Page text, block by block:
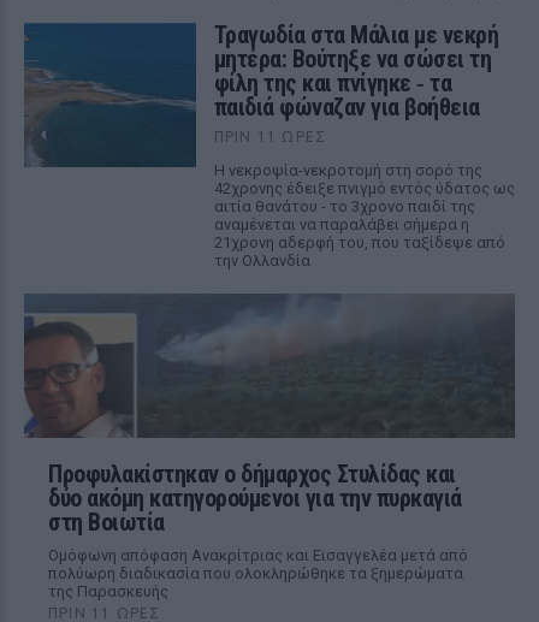
Τραγωδία στα Μάλια με νεκρή
μητέρα: Βούτηξε να σώσει τη
φίλη της και πνίγηκε ‑ τα
παιδιά φώναζαν για βοήθεια
ΠΡΙΝ 11 ΏΡΕΣ
Η νεκροψία-νεκροτομή στη σορό της
42χρονης έδειξε πνιγμό εντός ύδατος ως
αιτία θανάτου - το 3χρονο παιδί της
αναμένεται να παραλάβει σήμερα η
21χρονη αδερφή του, που ταξίδεψε από
την Ολλανδία
Προφυλακίστηκαν ο δήμαρχος Στυλίδας και
δύο ακόμη κατηγορούμενοι για την πυρκαγιά
στη Βοιωτία
Ομόφωνη απόφαση Ανακρίτριας και Εισαγγελέα μετά από
πολύωρη διαδικασία που ολοκληρώθηκε τα ξημερώματα
της Παρασκευής
ΠΡΙΝ 11 ΏΡΕΣ